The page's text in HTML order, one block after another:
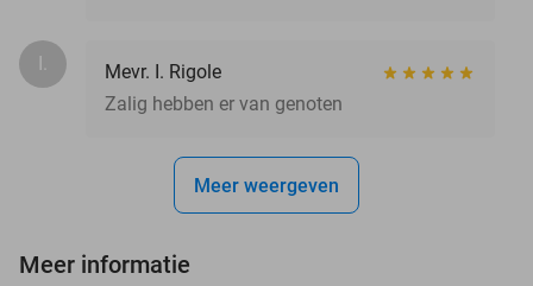
I.
Mevr. I. Rigole
Zalig hebben er van genoten
Meer weergeven
Meer informatie